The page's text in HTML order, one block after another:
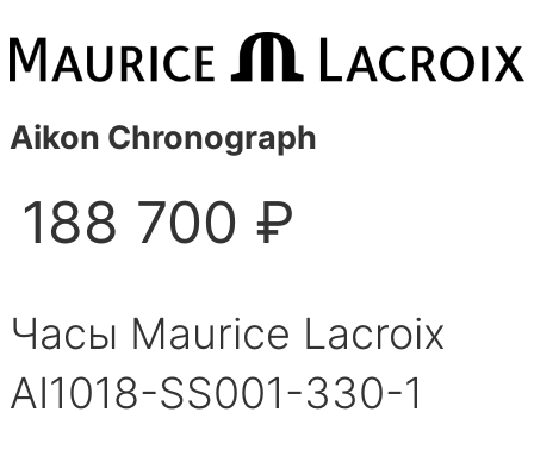
Aikon Chronograph
188 700 ₽
Часы Maurice Lacroix
AI1018-SS001-330-1